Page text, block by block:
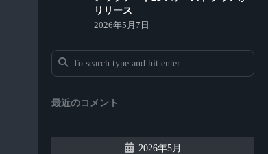
リリース
2026年5月7日
最近のコメント
2026年5月